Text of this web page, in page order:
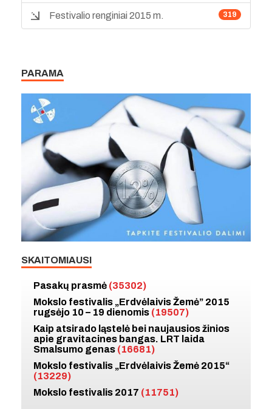
319
Festivalio renginiai 2015 m.
PARAMA
SKAITOMIAUSI
Pasakų prasmė (35302)
Mokslo festivalis „Erdvėlaivis Žemė” 2015
rugsėjo 10 – 19 dienomis (19507)
Kaip atsirado ląstelė bei naujausios žinios
apie gravitacines bangas. LRT laida
Smalsumo genas (16681)
Mokslo festivalis „Erdvėlaivis Žemė 2015“
(13229)
Mokslo festivalis 2017 (11751)